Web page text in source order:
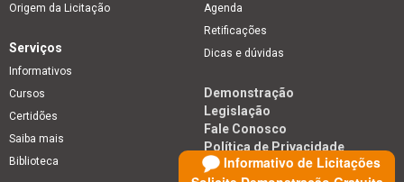
Informativo de Licitações
Origem da Licitação
Agenda
Retificações
Dicas e dúvidas
Serviços
Informativos
Cursos
Certidões
Saiba mais
Biblioteca
Demonstração
Legislação
Fale Conosco
Política de Privacidade